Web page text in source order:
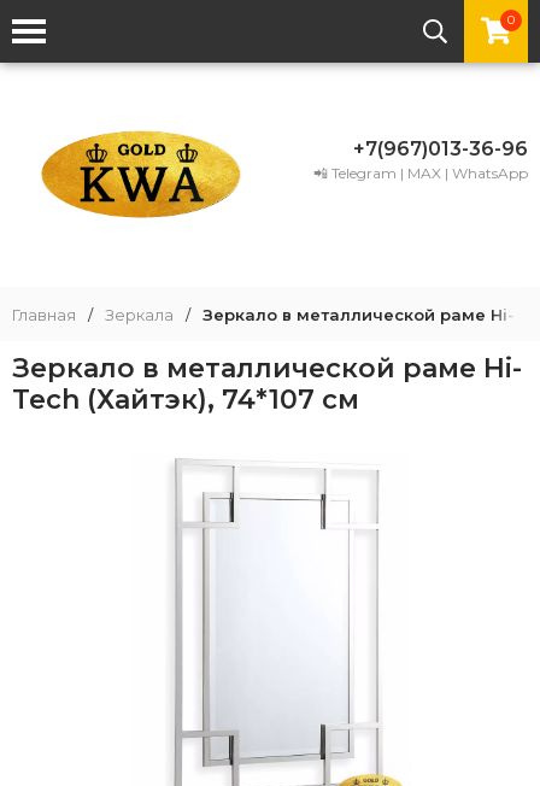
0
+7(967)013-36-96
📲 Telegram | MAX | WhatsApp
Главная / Зеркала / Зеркало в металлической раме Hi-
Зеркало в металлической раме Hi-
Tech (Хайтэк), 74*107 см